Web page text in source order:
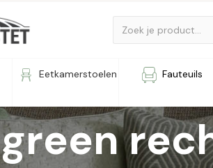
Eetkamerstoelen Fauteuils
green